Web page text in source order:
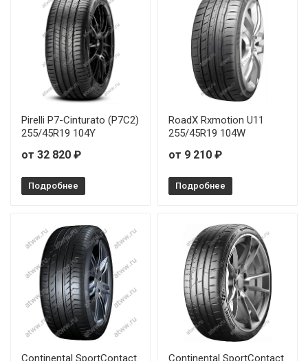
Pirelli P7-Cinturato (P7C2)
255/45R19 104Y
от 32 820 ₽
Подробнее
RoadX Rxmotion U11
255/45R19 104W
от 9 210 ₽
Подробнее
Continental SportContact Continental SportContact